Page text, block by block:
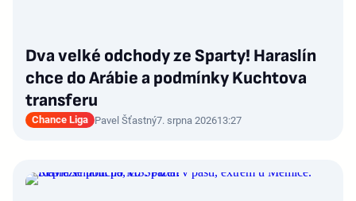
Dva velké odchody ze Sparty! Haraslín
chce do Arábie a podmínky Kuchtova
transferu
Chance Liga Pavel Šťastný7. srpna 202613:27